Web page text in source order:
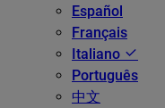
Español
Français
Italiano
Português
中文